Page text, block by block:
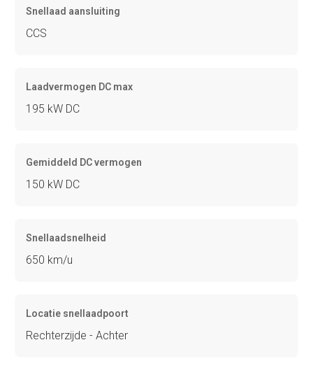
Snellaad aansluiting
CCS
Laadvermogen DC max
195 kW DC
Gemiddeld DC vermogen
150 kW DC
Snellaadsnelheid
650 km/u
Locatie snellaadpoort
Rechterzijde - Achter